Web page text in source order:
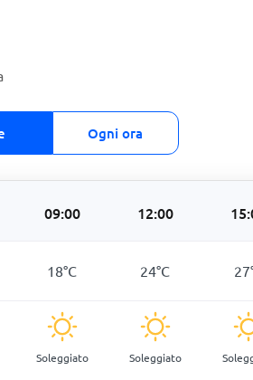
Ogni ora
09:00 12:00
18°C 24°C 27
Soleggiato Soleggiato